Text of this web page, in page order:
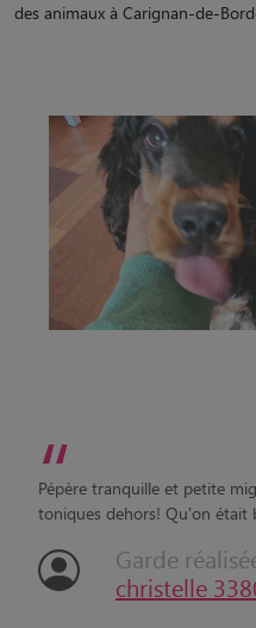
des animaux à Carignan-de-
“
Pépère tranquille et petite
toniques dehors! Qu'on était
Garde
christelle